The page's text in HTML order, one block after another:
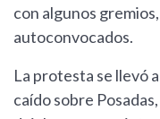
con algunos
autoconvocados.
La protesta se llevó
caído sobre